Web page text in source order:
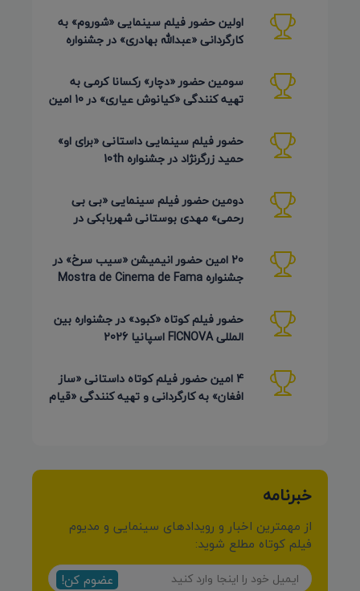
اولین حضور فیلم سینمایی «شوروم» به
کارگردانی «عبدالله بهادری» در جشنواره
سومین حضور «دچار» رکسانا کرمی به
تهیه کنندگی «کیانوش عیاری» در 10 امین
حضور فیلم سینمایی داستانی «برای او»
حمید زرگرنژاد در جشنواره 10th
دومین حضور فیلم سینمایی «بی بی
رحمی» مهدی بوستانی شهربابکی در
20 امین حضور انیمیشن «سیب سرخ» در
جشنواره Mostra de Cinema de Fama
حضور فیلم کوتاه «کبود» در جشنواره بین
المللی FICNOVA اسپانیا 2026
4 امین حضور فیلم کوتاه داستانی «ساز
افغان» به کارگردانی و تهیه کنندگی «قیام
خبرنامه
از مهمترین اخبار و رویدادهای سینمایی و مدیوم
فیلم کوتاه مطلع شوید:
عضوم کن!